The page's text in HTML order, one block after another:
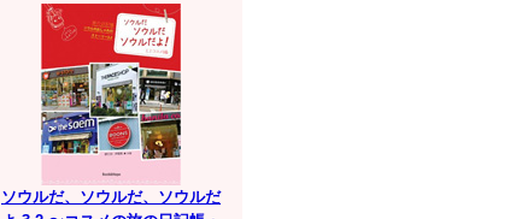
ソウルだ、ソウルだ、ソウルだ